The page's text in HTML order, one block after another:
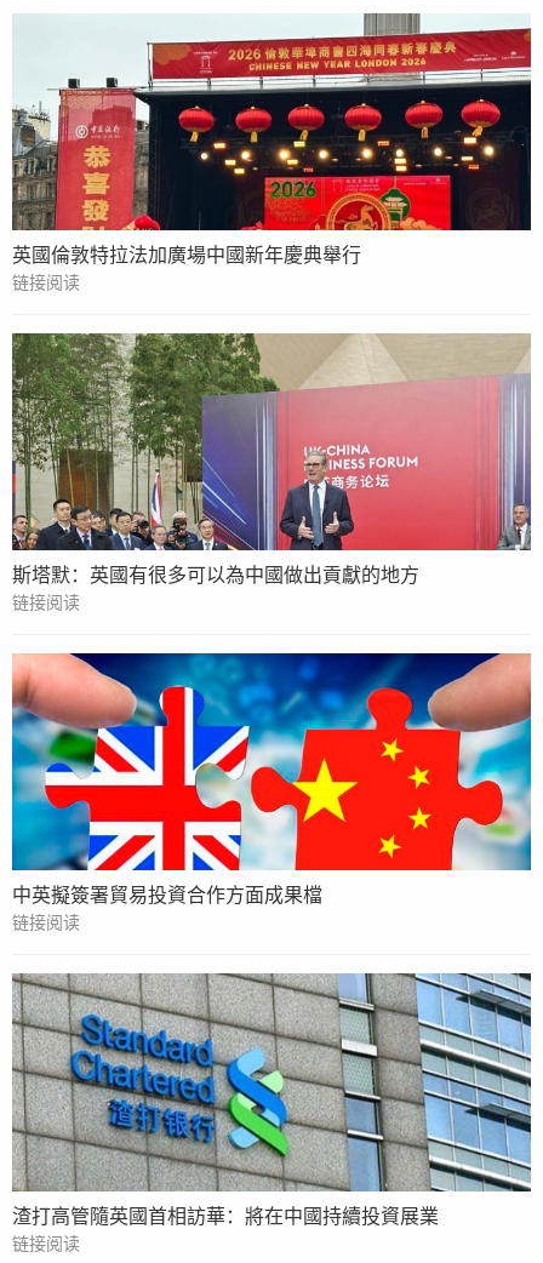
英國倫敦特拉法加廣場中國新年慶典舉行
链接阅读
斯塔默：英國有很多可以為中國做出貢獻的地方
链接阅读
中英擬簽署貿易投資合作方面成果檔
链接阅读
渣打高管隨英國首相訪華：將在中國持續投資展業
链接阅读